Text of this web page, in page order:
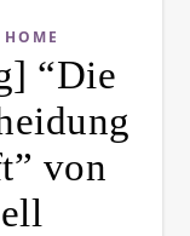
HOME
“Die
von